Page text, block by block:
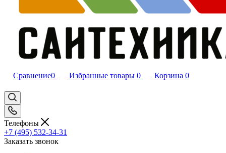
Сравнение0 Избранные товары 0 Корзина 0
Телефоны
+7 (495) 532‑34‑31
Заказать звонок